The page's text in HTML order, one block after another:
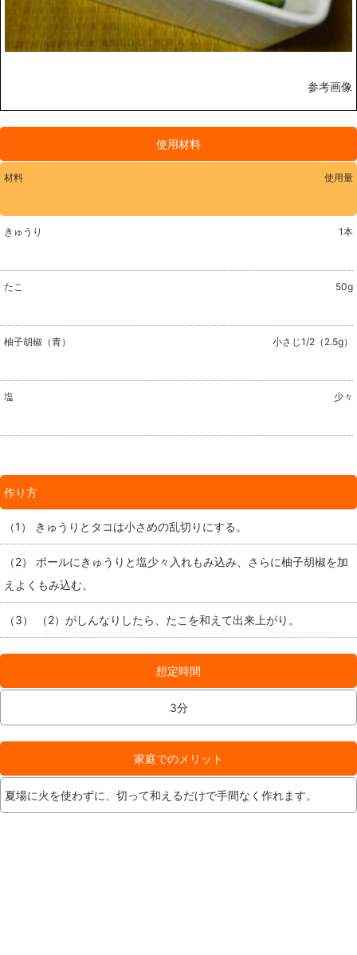
参考画像
使用材料
材料 使用量
きゅうり 1本
たこ 50g
柚子胡椒（青） 小さじ1/2（2.5g）
塩 少々
作り方
（1） きゅうりとタコは小さめの乱切りにする。
（2） ボールにきゅうりと塩少々入れもみ込み、さらに柚子胡椒を加
えよくもみ込む。
（3） （2）がしんなりしたら、たこを和えて出来上がり。
想定時間
3分
家庭でのメリット
夏場に火を使わずに、切って和えるだけで手間なく作れます。